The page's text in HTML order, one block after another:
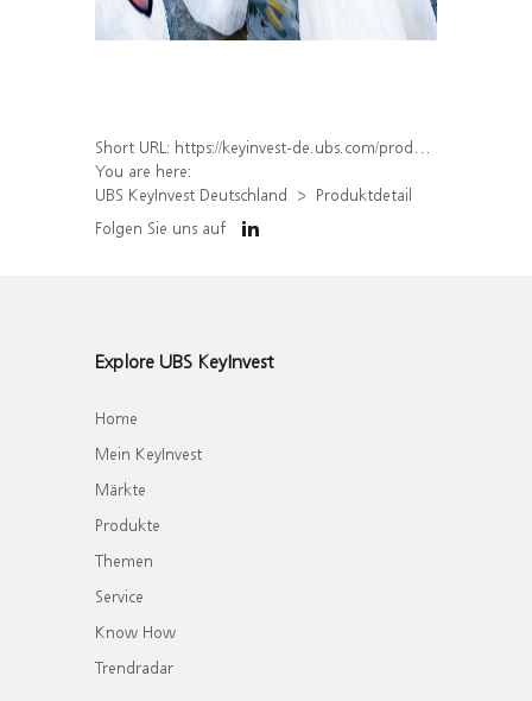
Short URL: https://keyinvest-de.ubs.com/produkt/detail/index/isin/DE000WA03DA7
You are here:
UBS KeyInvest Deutschland
Produktdetail
Folgen Sie uns auf
Explore UBS KeyInvest
Home
Mein KeyInvest
Märkte
Produkte
Themen
Service
Know How
Trendradar